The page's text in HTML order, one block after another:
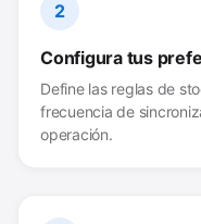
2
Configura tus
Define las reglas de
frecuencia de
operación.